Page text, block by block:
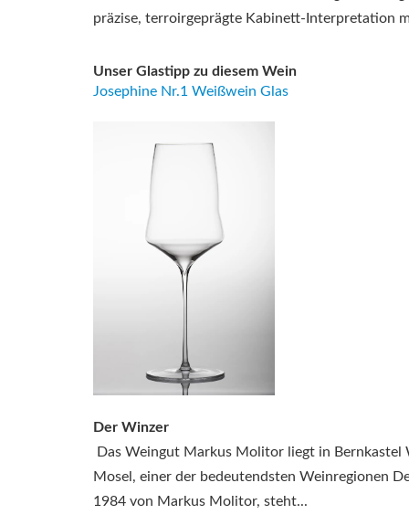
präzise, terroirgeprägte Kabinett-Interpretation
Unser Glastipp zu diesem Wein
Josephine Nr.1 Weißwein Glas
Der Winzer
Das Weingut Markus Molitor liegt in Bernkastel
Mosel, einer der bedeutendsten Weinregionen
1984 von Markus Molitor, steht...